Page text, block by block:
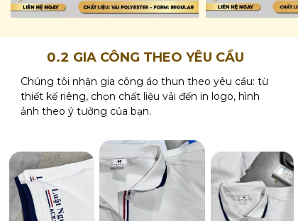
Chúng tôi nhận gia công áo thun theo yêu cầu: từ
thiết kế riêng, chọn chất liệu vải đến in logo, hình
ảnh theo ý tưởng của bạn.
0.2 GIA CÔNG THEO YÊU CẦU